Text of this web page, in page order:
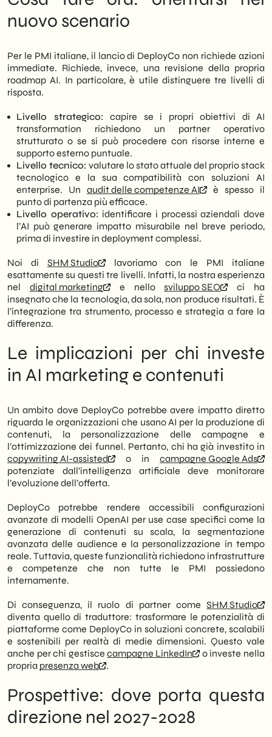
nuovo scenario
Per le PMI italiane, il lancio di DeployCo non richiede azioni
immediate. Richiede, invece, una revisione della propria
roadmap AI. In particolare, è utile distinguere tre livelli di
risposta.
Livello strategico: capire se i propri obiettivi di AI
transformation richiedono un partner operativo
strutturato o se si può procedere con risorse interne e
supporto esterno puntuale.
Livello tecnico: valutare lo stato attuale del proprio stack
tecnologico e la sua compatibilità con soluzioni AI
enterprise. Un audit delle competenze AI
è spesso il
punto di partenza più efficace.
Livello operativo: identificare i processi aziendali dove
l’AI può generare impatto misurabile nel breve periodo,
prima di investire in deployment complessi.
Noi di SHM Studio
lavoriamo con le PMI italiane
esattamente su questi tre livelli. Infatti, la nostra esperienza
nel digital marketing e nellosviluppo SEO
ci ha
insegnato che la tecnologia, da sola, non produce risultati. È
l’integrazione tra strumento, processo e strategia a fare la
differenza.
Le implicazioni per chi investe
in AI marketing e contenuti
Un ambito dove DeployCo potrebbe avere impatto diretto
riguarda le organizzazioni che usano AI per la produzione di
contenuti, la personalizzazione delle campagne e
l’ottimizzazione dei funnel. Pertanto, chi ha già investito in
copywriting AI-assisted
o in campagne Google Ads
potenziate dall’intelligenza artificiale deve monitorare
l’evoluzione dell’offerta.
DeployCo potrebbe rendere accessibili configurazioni
avanzate di modelli OpenAI per use case specifici come la
generazione di contenuti su scala, la segmentazione
avanzata delle audience e la personalizzazione in tempo
reale. Tuttavia, queste funzionalità richiedono infrastrutture
e competenze che non tutte le PMI possiedono
internamente.
Di conseguenza, il ruolo di partner come SHM Studio
diventa quello di traduttore: trasformare le potenzialità di
piattaforme come DeployCo in soluzioni concrete, scalabili
e sostenibili per realtà di medie dimensioni. Questo vale
anche per chi gestiscecampagne LinkedIn
o investe nella
propria presenza web .
Prospettive: dove porta questa
direzione nel 2027-2028